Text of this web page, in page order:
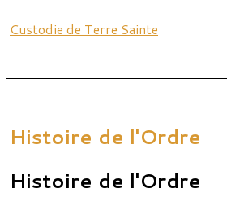
Custodie de Terre Sainte
Histoire de l'Ordre
Histoire de l'Ordre